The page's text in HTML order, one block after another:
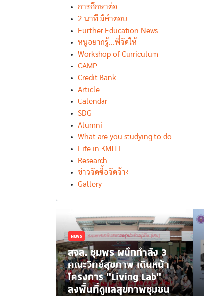
การศึกษาต่อ
2 นาที มีคำตอบ
Further Education News
หนูอยากรู้...พี่จัดให้
Workshop of Curriculum
CAMP
Credit Bank
Article
Calendar
SDG
Alumni
What are you studying to do
Life in KMITL
Research
ข่าวจัดซื้อจัดจ้าง
Gallery
NEWS
สจล. ชุมพร ผนึกกำลัง 3
คณะวิทย์สุขภาพ เดินหน้า
โครงการ “Living Lab”
ลงพื้นที่ดูแลสุขภาพชุมชน